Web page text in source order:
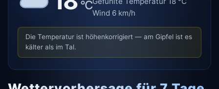
°C
Wind 6 km/h
Die Temperatur ist höhenkorrigiert — am Gipfel ist es
kälter als im Tal.